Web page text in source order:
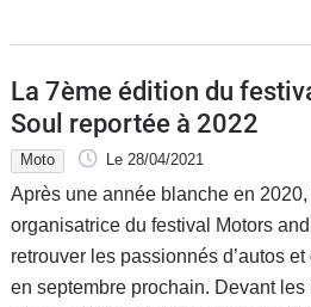
La 7ème édition du
Soul reportée à 2022
Moto Le 28/04/2021
Après une année blanche en 2020,
organisatrice du festival Motors
retrouver les passionnés d’autos
en septembre prochain. Devant